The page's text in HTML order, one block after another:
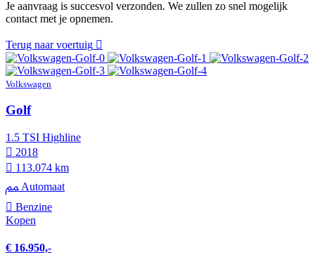
Je aanvraag is succesvol verzonden. We zullen zo snel mogelijk
contact met je opnemen.
Terug naar voertuig
Volkswagen
Golf
1.5 TSI Highline
2018
113.074 km
Automaat
Benzine
Kopen
€ 16.950,-